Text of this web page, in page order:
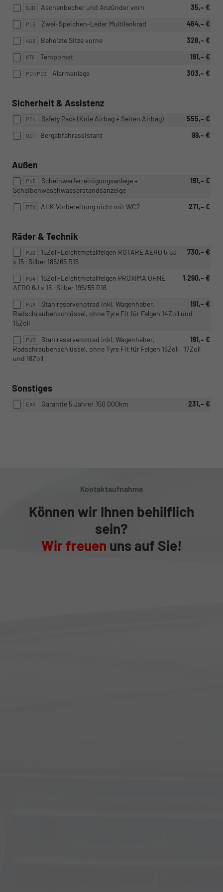
9JD 35,– €
Aschenbecher und Anzünder vorn
PLB 464,– €
Zwei-Speichen-Leder Multilenkrad
4A3 328,– €
Beheizte Sitze vorne
8T6 191,– €
Tempomat
PD1/PD3 303,– €
Alarmanlage
Sicherheit & Assistenz
PE4 555,– €
Safety Pack (Knie Airbag + Seiten Airbag)
UG1 99,– €
Bergabfahrassistant
Außen
PK5 191,– €
Scheinwerferreinigungsanlage +
Scheibenwaschwasserstandsanzeige
PTX 271,– €
AHK Vorbereitung nicht mit WC2
Räder & Technik
PJ2 730,– €
15Zoll-Leichtmetallfelgen ROTARE AERO 5,5J
x 15 -Silber 185/65 R15
PJ4 1.290,– €
16Zoll-Leichtmetallfelgen PROXIMA OHNE
AERO 6J x 16 -Silber 195/55 R16
PJA 191,– €
Stahlreservenotrad inkl. Wagenheber,
Radschraubenschlüssel, ohne Tyre Fit für Felgen 14Zoll und
15Zoll
PJB 191,– €
Stahlreservenotrad inkl. Wagenheber,
Radschraubenschlüssel, ohne Tyre Fit für Felgen 16Zoll , 17Zoll
und 18Zoll
Sonstiges
EA9 231,– €
Garantie 5 Jahre/ 150 000km
Kontaktaufnahme
Können wir Ihnen behilflich
sein?
Wir freuen uns auf Sie!